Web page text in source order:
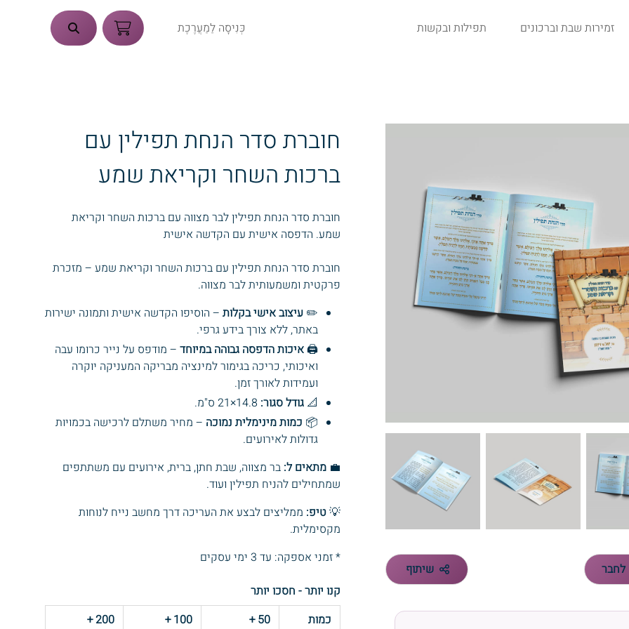
זמירות שבת וברכונים תפילות ובקשות כְּנִיסָה לַמַעֲרֶכֶת
שיתוף
חוברת סדר הנחת תפילין עם
ברכות השחר וקריאת שמע
חוברת סדר הנחת תפילין לבר מצווה עם ברכות השחר וקריאת
שמע. הדפסה אישית עם הקדשה אישית
חוברת סדר הנחת תפילין עם ברכות השחר וקריאת שמע – מזכרת
פרקטית ומשמעותית לבר מצווה.
✏️ עיצוב אישי בקלות – הוסיפו הקדשה אישית ותמונה ישירות
באתר, ללא צורך בידע גרפי.
🖨️איכות הדפסה גבוהה במיוחד – מודפס על נייר כרומו עבה
ואיכותי, כריכה בגימור למינציה מבריקה המעניקה יוקרה
ועמידות לאורך זמן.
📐 גודל סגור:
📦 כמות מינימלית נמוכה – מחיר משתלם לרכישה בכמויות
גדולות לאירועים.
💼 מתאים ל: בר מצווה, שבת חתן, ברית, אירועים עם משתתפים
שמתחילים להניח תפילין ועוד.
💡טיפ: ממליצים לבצע את העריכה דרך מחשב נייח לנוחות
מקסימלית.
* זמני אספקה: עד 3 ימי עסקים
קנו יותר - חסכו יותר
כמות
50
+
100
+
200
+